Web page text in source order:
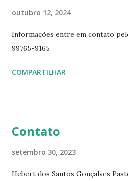
mensagens diárias traz uma
ano. Passagens bíblicas,
Diário da Rádio Trans mundial a
outubro 12, 2024
Informações entre em contato
99765-9165
COMPARTILHAR
Contato
setembro 30, 2023
Hebert dos Santos Gonçalves